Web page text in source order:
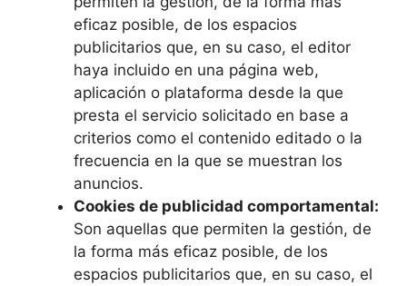
eficaz posible, de los espacios
publicitarios que, en su caso, el editor
haya incluido en una página web,
aplicación o plataforma desde la que
presta el servicio solicitado en base a
criterios como el contenido editado o la
frecuencia en la que se muestran los
anuncios.
Cookies de publicidad comportamental:
Son aquellas que permiten la gestión, de
la forma más eficaz posible, de los
espacios publicitarios que, en su caso, el